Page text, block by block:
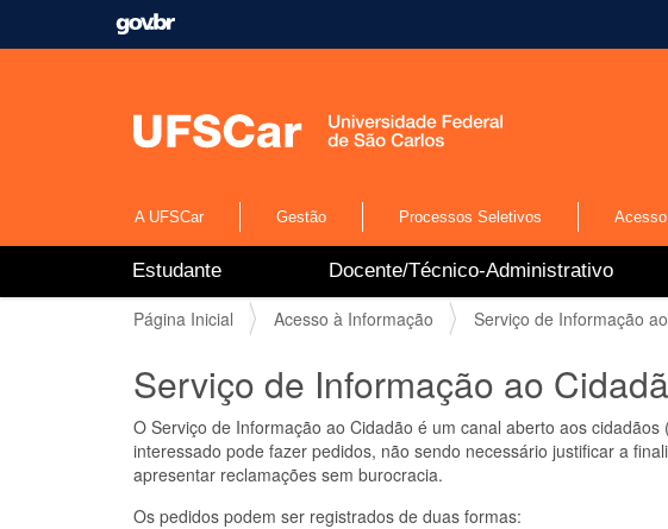
A UFSCar Gestão Processos Seletivos
v
Estudante Docente/Técnico-Administrativo
V
ê
s
t
á
a
Página Inicial Acesso à Informação Serviço de Informação
Serviço de Informação ao
O Serviço de Informação ao Cidadão é um canal aberto aos
interessado pode fazer pedidos, não sendo necessário justificar a
apresentar reclamações sem burocracia.
Os pedidos podem ser registrados de duas formas: